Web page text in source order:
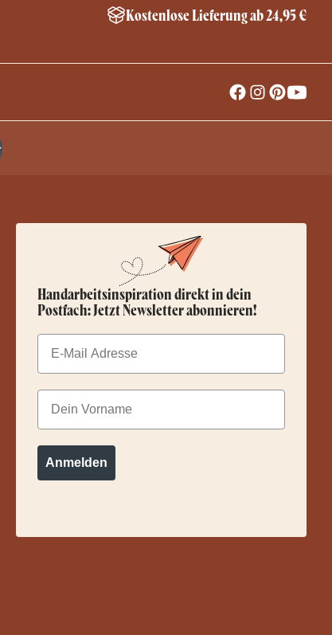
Kostenlose Lieferung ab 24,95 €
Handarbeitsinspiration direkt in dein
Postfach: Jetzt Newsletter abonnieren!
Email
Dein Vorname
Anmelden